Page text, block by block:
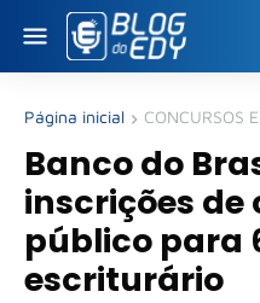
Página inicial CONCURSOS
Banco do
inscrições de
público para
escriturário